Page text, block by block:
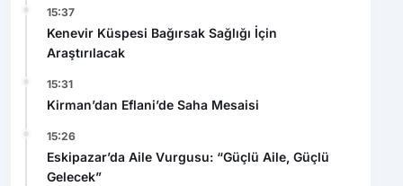
15:37
Kenevir Küspesi Bağırsak Sağlığı İçin
Araştırılacak
15:31
Kirman’dan Eflani’de Saha Mesaisi
15:26
Eskipazar’da Aile Vurgusu: “Güçlü Aile, Güçlü
Gelecek”